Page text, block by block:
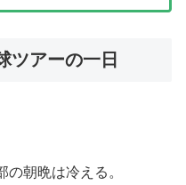
ツアーの一日
朝晩は冷える。